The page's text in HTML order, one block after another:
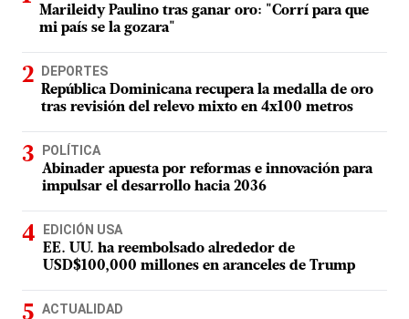
Marileidy Paulino tras ganar oro: "Corrí para que
mi país se la gozara"
DEPORTES
República Dominicana recupera la medalla de oro
tras revisión del relevo mixto en 4x100 metros
POLÍTICA
Abinader apuesta por reformas e innovación para
impulsar el desarrollo hacia 2036
EDICIÓN USA
EE. UU. ha reembolsado alrededor de
USD$100,000 millones en aranceles de Trump
ACTUALIDAD